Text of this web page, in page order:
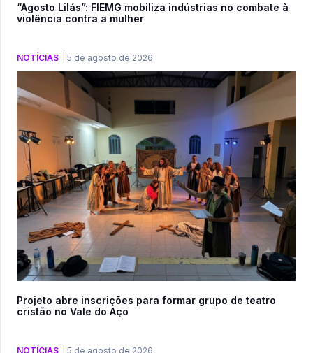
“Agosto Lilás”: FIEMG mobiliza indústrias no combate à
violência contra a mulher
NOTÍCIAS 5 de agosto de 2026
Projeto abre inscrições para formar grupo de teatro
cristão no Vale do Aço
NOTÍCIAS 5 de agosto de 2026